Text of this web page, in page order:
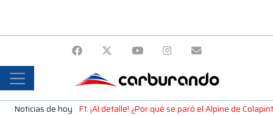
Noticias de hoy F1: ¡Al detalle! ¿Por qué se paró el Alpine de